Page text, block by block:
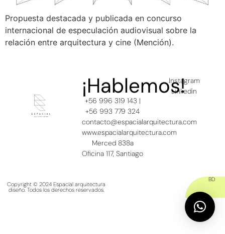
Propuesta destacada y publicada en concurso
internacional de especulación audiovisual sobre la
relación entre arquitectura y cine (Mención).
¡Hablemos!
+56 996 319 143 |
+56 993 779 324
contacto@espacialarquitectura.com
www.espacialarquitectura.com
Merced 838a
Oficina 117, Santiago
Instagram
Linkedin
Copyright © 2024 Espacial arquitectura
diseño. Todos los derechos reservados.
BD